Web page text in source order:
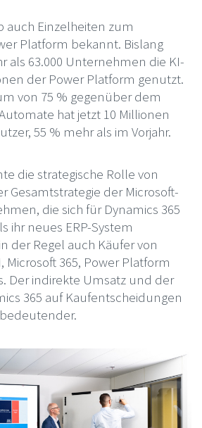
auch Einzelheiten zum
Platform bekannt. Bislang
als 63.000 Unternehmen die KI-
der Power Platform genutzt.
von 75 % gegenüber dem
hat jetzt 10 Millionen
55 % mehr als im Vorjahr.
die strategische Rolle von
Gesamtstrategie der Microsoft-
die sich für Dynamics 365
ihr neues ERP-System
der Regel auch Käufer von
Microsoft 365, Power Platform
Der indirekte Umsatz und der
365 auf Kaufentscheidungen